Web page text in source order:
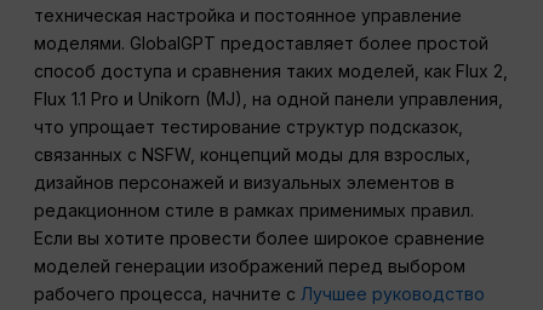
техническая настройка и постоянное управление
моделями. GlobalGPT предоставляет более простой
способ доступа и сравнения таких моделей, как Flux 2,
Flux 1.1 Pro и Unikorn (MJ), на одной панели управления,
что упрощает тестирование структур подсказок,
связанных с NSFW, концепций моды для взрослых,
дизайнов персонажей и визуальных элементов в
редакционном стиле в рамках применимых правил.
Если вы хотите провести более широкое сравнение
моделей генерации изображений перед выбором
рабочего процесса, начните сЛучшее руководство